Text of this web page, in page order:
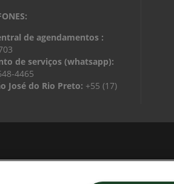
de agendamentos :
de serviços (whatsapp):
4465
José do Rio Preto: +55 (17)
Residencial Eco Village - São José